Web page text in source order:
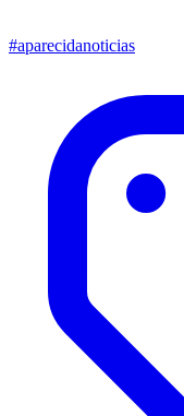
#aparecidanoticias